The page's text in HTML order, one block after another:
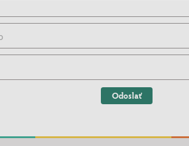
Odoslať